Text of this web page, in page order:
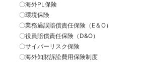
〇海外PL保険
〇環境保険
〇業務過誤賠償責任保険（E＆O）
〇役員賠償責任保険（D&O）
〇サイバーリスク保険
〇海外知財訴訟費用保険制度